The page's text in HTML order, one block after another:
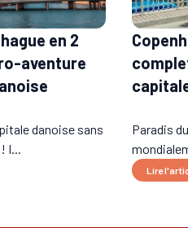
en 2
aventure
danoise sans
Paradis
Lire